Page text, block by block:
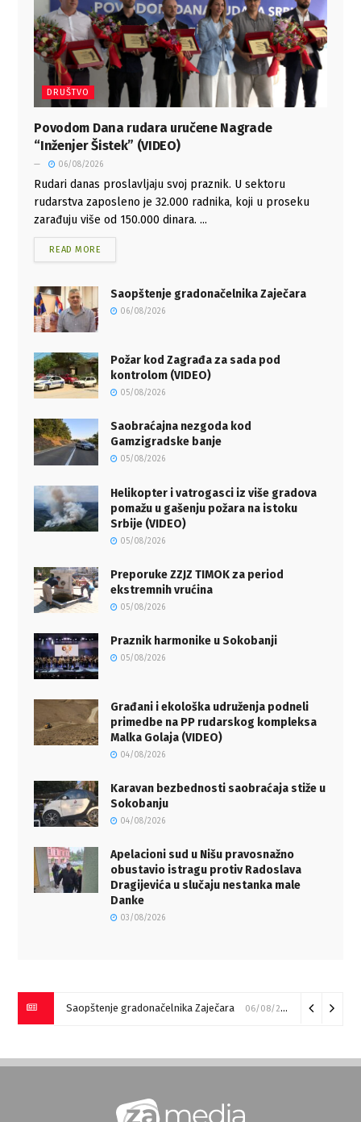
DRUŠTVO
Povodom Dana rudara uručene Nagrade
“Inženjer Šistek” (VIDEO)
06/08/2026
Rudari danas proslavljaju svoj praznik. U sektoru
rudarstva zaposleno je 32.000 radnika, koji u proseku
zarađuju više od 150.000 dinara. ...
READ MORE
Saopštenje gradonačelnika Zaječara
06/08/2026
Požar kod Zagrađa za sada pod
kontrolom (VIDEO)
05/08/2026
Saobraćajna nezgoda kod
Gamzigradske banje
05/08/2026
Helikopter i vatrogasci iz više gradova
pomažu u gašenju požara na istoku
Srbije (VIDEO)
05/08/2026
Preporuke ZZJZ TIMOK za period
ekstremnih vrućina
05/08/2026
Praznik harmonike u Sokobanji
05/08/2026
Građani i ekološka udruženja podneli
primedbe na PP rudarskog kompleksa
Malka Golaja (VIDEO)
04/08/2026
Karavan bezbednosti saobraćaja stiže u
Sokobanju
04/08/2026
Apelacioni sud u Nišu pravosnažno
obustavio istragu protiv Radoslava
Dragijevića u slučaju nestanka male
Danke
03/08/2026
Saopštenje gradonačelnika Zaječara 06/08/2026